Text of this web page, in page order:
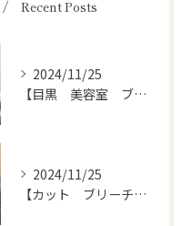
Recent Posts
2024/11/25
【目黒 美容室 ブログ】
2024/11/25
【カット ブリーチ カラー トリートメント 目黒 美容室】